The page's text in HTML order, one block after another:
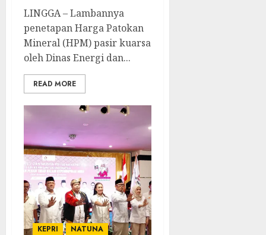
LINGGA – Lambannya
penetapan Harga Patokan
Mineral (HPM) pasir kuarsa
oleh Dinas Energi dan...
READ MORE
KEPRI
NATUNA